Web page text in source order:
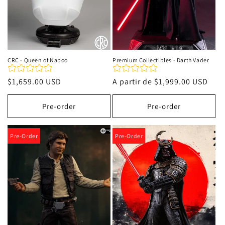
CRC - Queen of Naboo
Precio
habitual
$1,659.00 USD
Pre-order
Premium Collectibles - Darth Vader
Precio
habitual
A partir de $1,999.00 USD
Pre-order
Pre-Order Pre-Order